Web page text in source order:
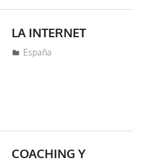
LA INTERNET
marzo 16, 2020
fraferto7
España
COACHING Y